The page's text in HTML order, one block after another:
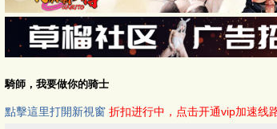
騎師，我要做你的骑士
點擊這里打開新視窗 折扣进行中，点击开通vip加速线